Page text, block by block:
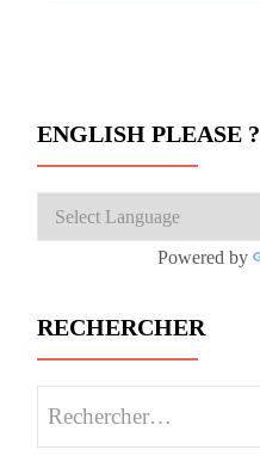
ENGLISH PLEASE ?
Powered by
RECHERCHER